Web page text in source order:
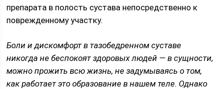
препарата в полость сустава непосредственно к
поврежденному участку.
Боли и дискомфорт в тазобедренном суставе
никогда не беспокоят здоровых людей — в сущности,
можно прожить всю жизнь, не задумываясь о том,
как работает это образование в нашем теле. Однако